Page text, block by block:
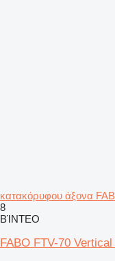
κατακόρυφου άξονα
8
ΒΊΝΤΕΟ
FABO FTV-70